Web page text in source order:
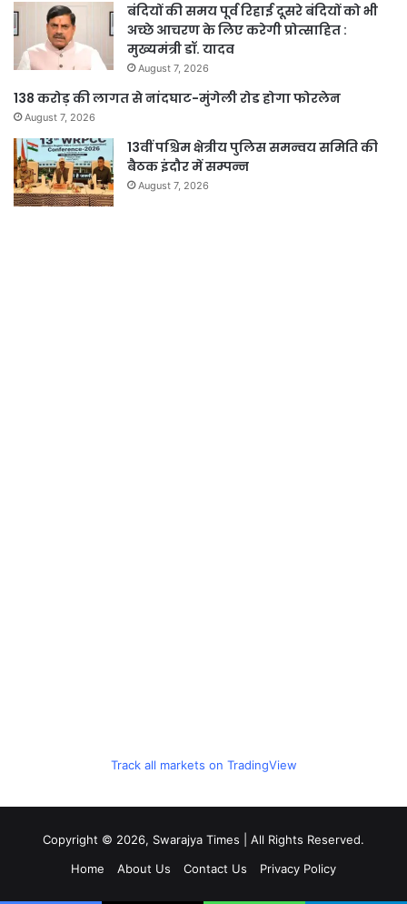
बंदियों की समय पूर्व रिहाई दूसरे बंदियों को भी
अच्छे आचरण के लिए करेगी प्रोत्साहित :
मुख्यमंत्री डॉ. यादव
August 7, 2026
138 करोड़ की लागत से नांदघाट-मुंगेली रोड होगा फोरलेन
August 7, 2026
13वीं पश्चिम क्षेत्रीय पुलिस समन्वय समिति की
बैठक इंदौर में सम्पन्न
August 7, 2026
Track all markets on TradingView
Copyright © 2026, Swarajya Times | All Rights Reserved.
Home
About Us Contact Us Privacy Policy